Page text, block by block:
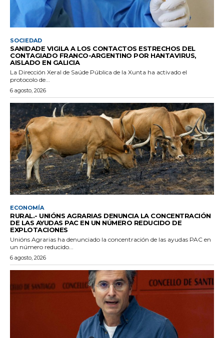
SOCIEDAD
SANIDADE VIGILA A LOS CONTACTOS ESTRECHOS DEL
CONTAGIADO FRANCO-ARGENTINO POR HANTAVIRUS,
AISLADO EN GALICIA
La Dirección Xeral de Saúde Pública de la Xunta ha activado el
protocolo de...
6 agosto, 2026
ECONOMÍA
RURAL.- UNIÓNS AGRARIAS DENUNCIA LA CONCENTRACIÓN
DE LAS AYUDAS PAC EN UN NÚMERO REDUCIDO DE
EXPLOTACIONES
Unións Agrarias ha denunciado la concentración de las ayudas PAC en
un número reducido...
6 agosto, 2026